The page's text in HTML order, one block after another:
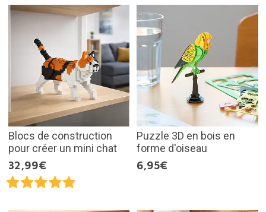
Blocs de construction
pour créer un mini chat
32,99€
Puzzle 3D en bois en
forme d'oiseau
6,95€